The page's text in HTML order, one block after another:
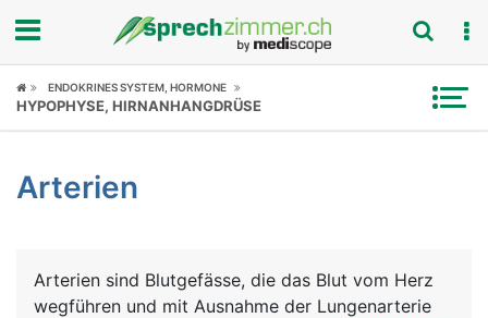
Fokus
Symptome
News
ENDOKRINES SYSTEM, HORMONE
HYPOPHYSE, HIRNANHANGDRÜSE
Arterien
Arterien sind Blutgefässe, die das Blut vom Herz
wegführen und mit Ausnahme der Lungenarterie